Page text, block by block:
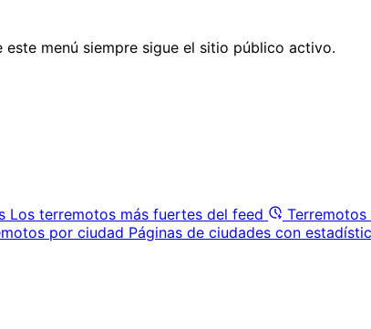
menú siempre sigue el sitio público activo.
Los terremotos más fuertes del feed
por ciudad Páginas de ciudades con